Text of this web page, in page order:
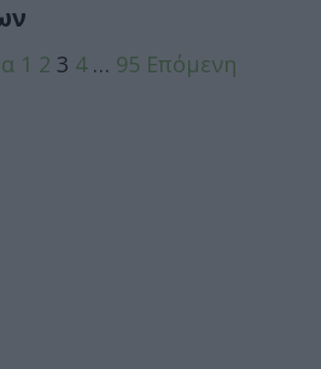
1 2 3 4 … 95 Επόμενη